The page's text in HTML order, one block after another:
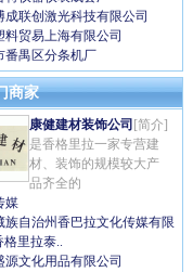
成联创激光科技有限公司
料贸易上海有限公司
番禺区分条机厂
商家
康健建材装饰公司 [简介]
是香格里拉一家专营建
材、装饰的规模较大产
品齐全的
媒
族自治州香巴拉文化传媒有限
格里拉泰..
源文化用品有限公司